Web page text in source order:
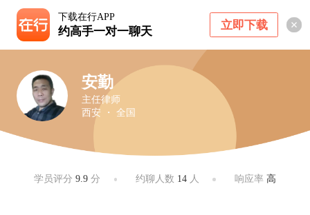
下载在行APP
约高手一对一聊天 立即下载
安勤
主任律师
西安 ・ 全国
学员评分9.9 分 约聊人数 14人 响应率 高